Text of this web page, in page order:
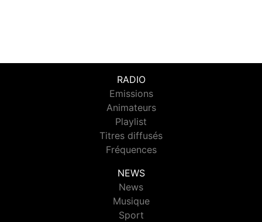
RADIO
Emissions
Animateurs
Playlist
Titres diffusés
Fréquences
NEWS
News
Musique
Sport